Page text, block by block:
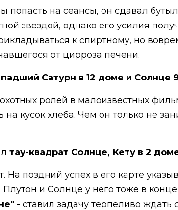
на сеансы, он сдавал
звездой, однако его усилия
к спиртному, но
от цирроза печени.
падший Сатурн в 12 доме и Солнце
ролей в малоизвестных
на кусок хлеба. Чем он только не
тау-квадрат Солнце, Кету в 2
На поздний успех в его карте
и Солнце у него тоже в
- ставил задачу терпеливо ждать